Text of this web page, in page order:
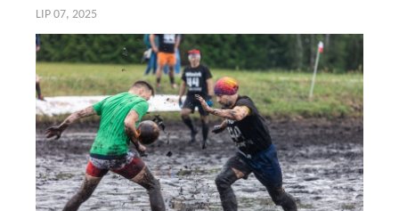
LIP 07, 2025